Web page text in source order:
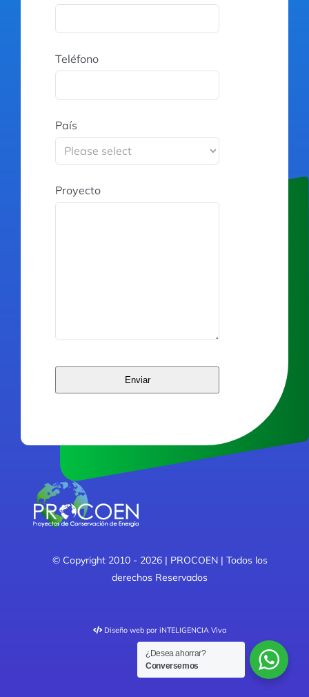
Teléfono
País
Proyecto
Enviar
be
left
blank
© Copyright 2010 - 2026 | PROCOEN | Todos los
derechos Reservados
Diseño web por iNTELIGENCIA Viva
¿Desea ahorrar?
Conversemos